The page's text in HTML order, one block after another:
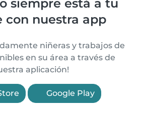
siempre está a tu
con nuestra app
niñeras y trabajos de
en su área a través de
aplicación!
Google Play